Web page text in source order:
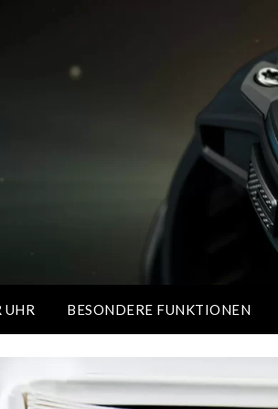
UHR BESONDERE FUNKTIONEN